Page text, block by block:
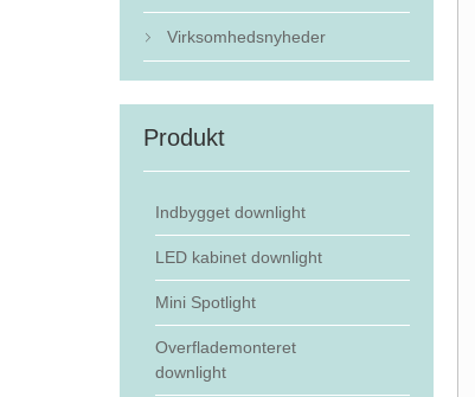
 Virksomhedsnyheder
Produkt
Indbygget downlight
LED kabinet downlight
Mini Spotlight
Overflademonteret
downlight